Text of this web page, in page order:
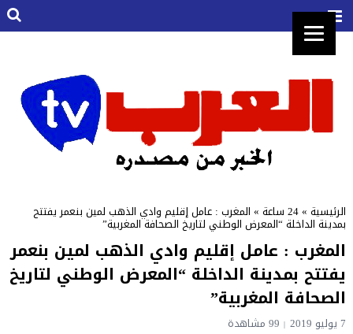
الرئيسية »24 ساعة »المغرب : عامل إقليم وادي الذهب لمين بنعمر يفتتح
بمدينة الداخلة “المعرض الوطني لتاريخ الصحافة المغربية”
المغرب : عامل إقليم وادي الذهب لمين بنعمر
يفتتح بمدينة الداخلة “المعرض الوطني لتاريخ
الصحافة المغربية”
7 يوليو 2019 99 مشاهدة